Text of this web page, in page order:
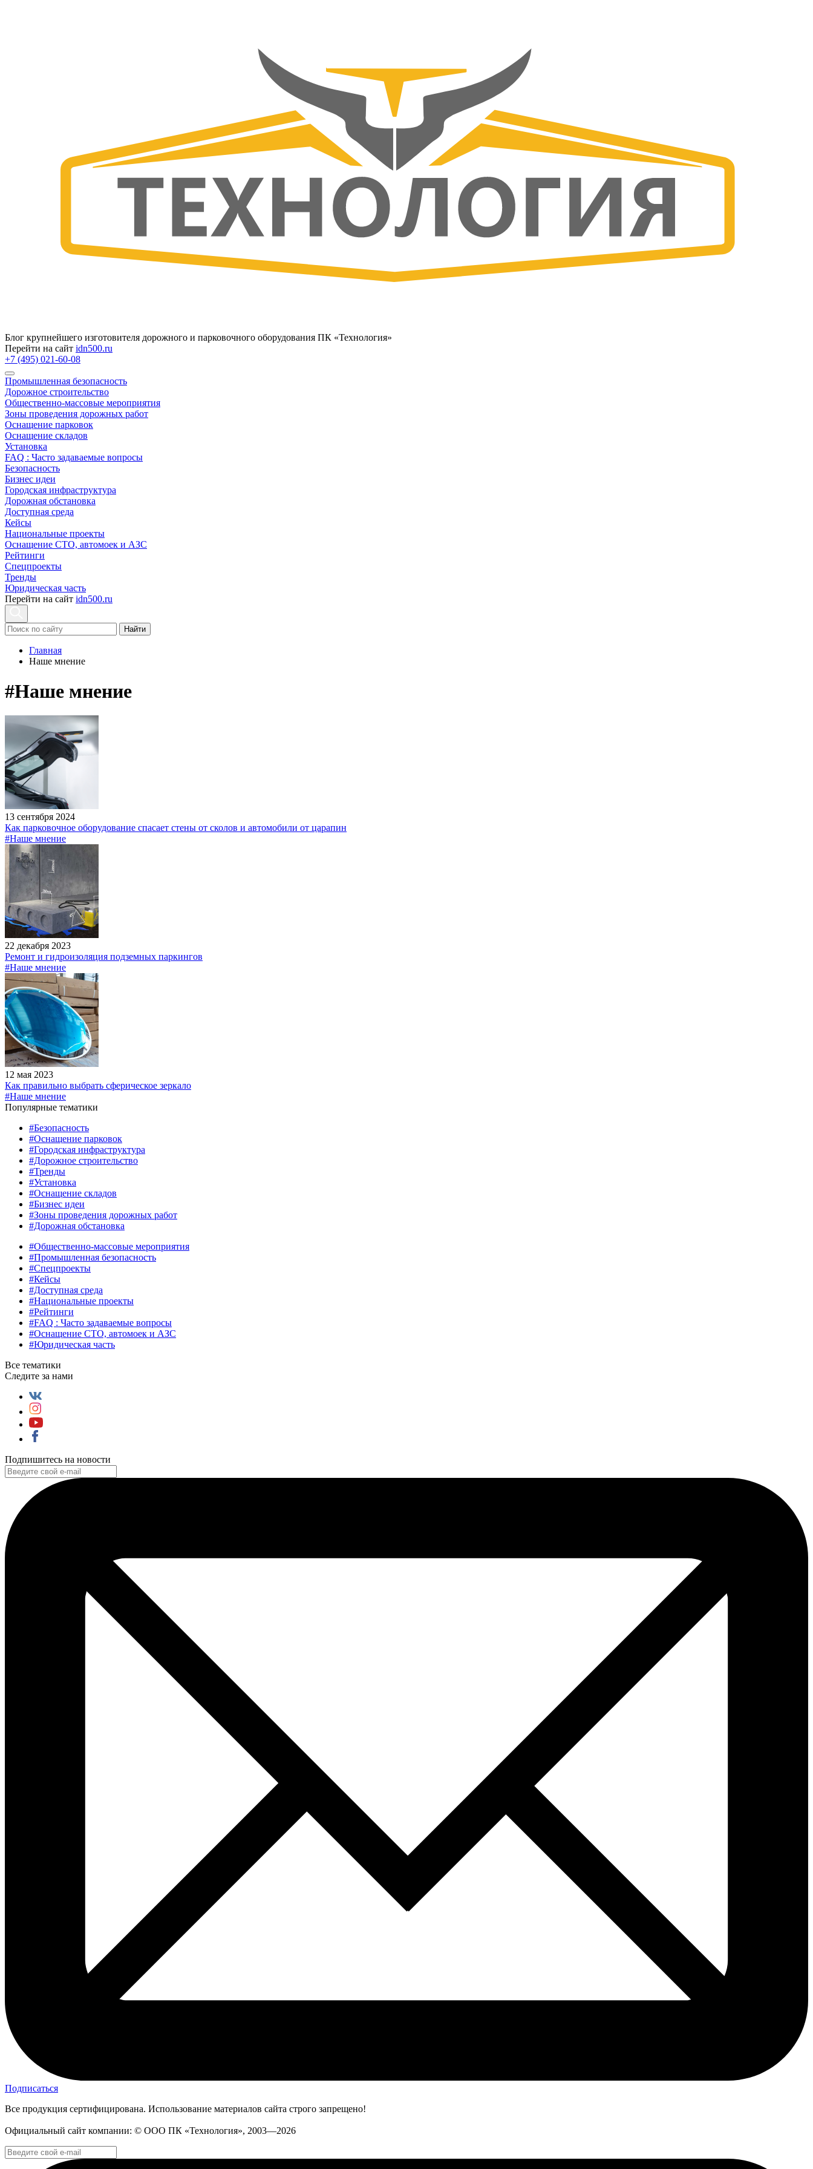
Блог крупнейшего изготовителя дорожного и парковочного оборудования ПК «Технология»
Перейти на сайт idn500.ru
+7 (495) 021-60-08
Промышленная безопасность
Дорожное строительство
Общественно‑массовые мероприятия
Зоны проведения дорожных работ
Оснащение парковок
Оснащение складов
Установка
FAQ : Часто задаваемые вопросы
Безопасность
Бизнес идеи
Городская инфраструктура
Дорожная обстановка
Доступная среда
Кейсы
Национальные проекты
Оснащение СТО, автомоек и АЗС
Рейтинги
Спецпроекты
Тренды
Юридическая часть
Перейти на сайт idn500.ru
Найти
Главная
Наше мнение
#Наше мнение
13 сентября 2024
Как парковочное оборудование спасает стены от сколов и автомобили от царапин
#Наше мнение
22 декабря 2023
Ремонт и гидроизоляция подземных паркингов
#Наше мнение
12 мая 2023
Как правильно выбрать сферическое зеркало
#Наше мнение
Популярные тематики
#Безопасность
#Оснащение парковок
#Городская инфраструктура
#Дорожное строительство
#Тренды
#Установка
#Оснащение складов
#Бизнес идеи
#Зоны проведения дорожных работ
#Дорожная обстановка
#Общественно‑массовые мероприятия
#Промышленная безопасность
#Спецпроекты
#Кейсы
#Доступная среда
#Национальные проекты
#Рейтинги
#FAQ : Часто задаваемые вопросы
#Оснащение СТО, автомоек и АЗС
#Юридическая часть
Все тематики
Следите за нами
Подпишитесь на новости
Подписаться
Все продукция сертифицирована. Использование материалов сайта строго запрещено!
Официальный сайт компании: © ООО ПК «Технология», 2003—2026